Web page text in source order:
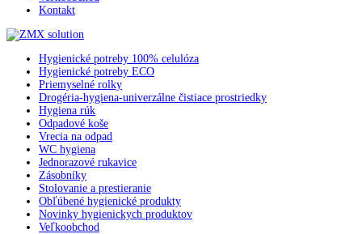
Kontakt
Hygienické potreby 100% celulóza
Hygienické potreby ECO
Priemyselné rolky
Drogéria-hygiena-univerzálne čistiace prostriedky
Hygiena rúk
Odpadové koše
Vrecia na odpad
WC hygiena
Jednorazové rukavice
Zásobníky
Stolovanie a prestieranie
Obľúbené hygienické produkty
Novinky hygienickych produktov
Veľkoobchod